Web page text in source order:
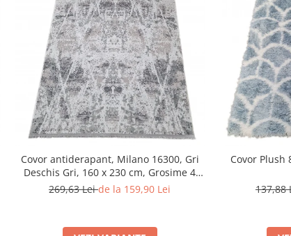
Covor antiderapant, Milano 16300, Gri
Deschis Gri, 160 x 230 cm, Grosime 4
mm
269,63 Leide la 159,90 Lei
Covor Plush
137,88